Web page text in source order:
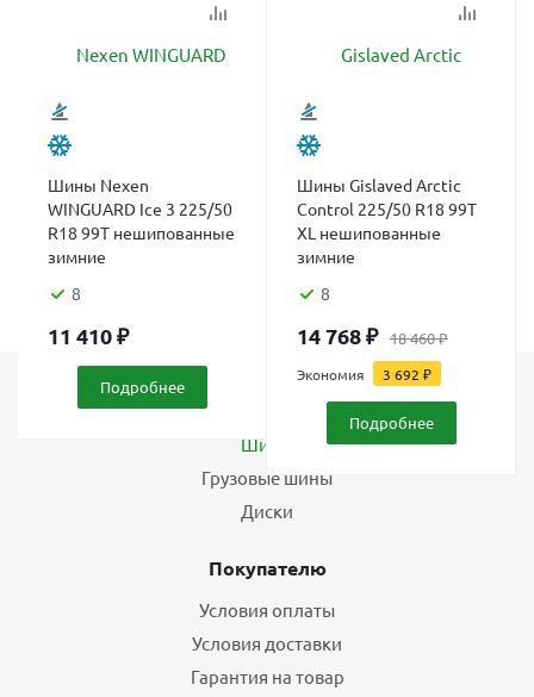
Шины Nexen
WINGUARD Ice 3 225/50
R18 99T нешипованные
зимние
8
11 410₽
Подробнее
Шины Gislaved Arctic
Control 225/50 R18 99T
XL нешипованные
зимние
8
14 768₽ 18 460₽
Экономия 3 692 ₽
Подробнее
Шины
Грузовые шины
Диски
Покупателю
Условия оплаты
Условия доставки
Гарантия на товар